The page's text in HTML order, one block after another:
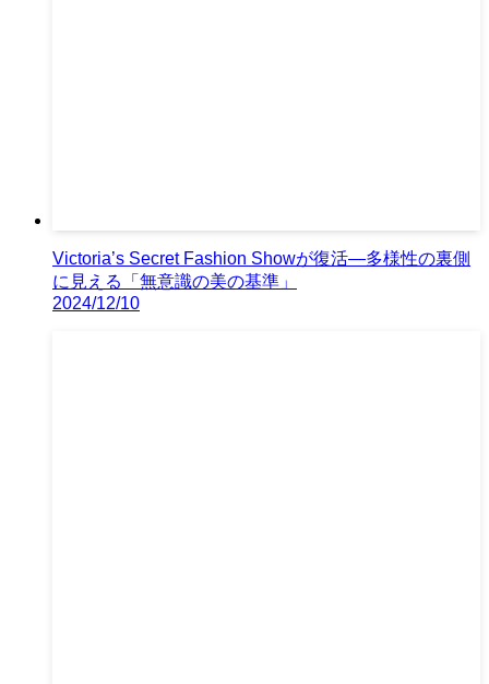
Victoria’s Secret Fashion Showが復活—多様性の裏側
に見える「無意識の美の基準」
2024/12/10